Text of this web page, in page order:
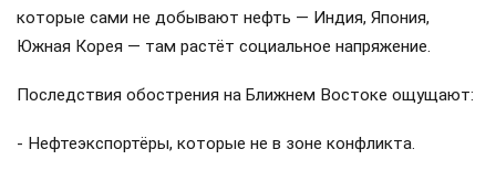
которые сами не добывают нефть — Индия, Япония,
Южная Корея — там растёт социальное напряжение.
Последствия обострения на Ближнем Востоке ощущают:
- Нефтеэкспортёры, которые не в зоне конфликта.